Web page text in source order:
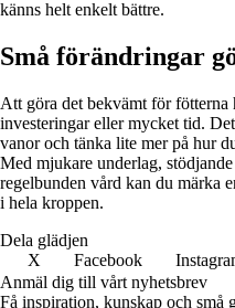
känns helt enkelt bättre.
Små förändringar
Att göra det bekvämt för fötterna
investeringar eller mycket tid.
vanor och tänka lite mer på hur
Med mjukare underlag,
regelbunden vård kan du märka
i hela kroppen.
Dela glädjen
X
Facebook
Anmäl dig till vårt nyhetsbrev
Få inspiration, kunskap och små